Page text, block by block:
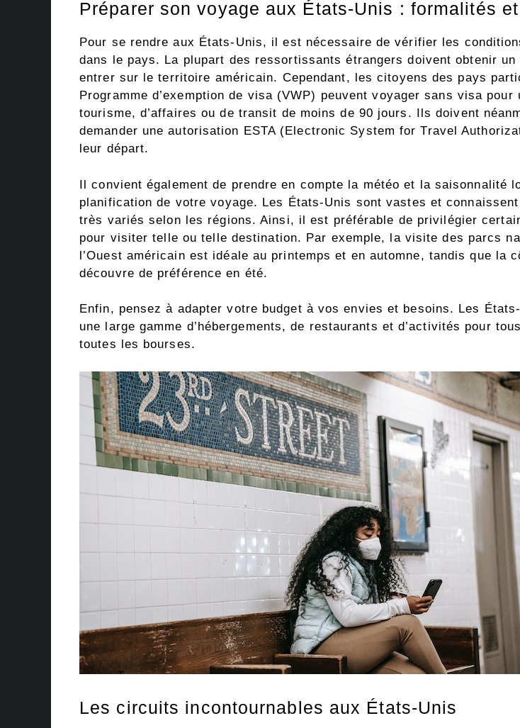
Préparer son voyage aux États-Unis : formalités
Pour se rendre aux États-Unis, il est nécessaire de vérifier les
dans le pays. La plupart des ressortissants étrangers doivent obtenir un
entrer sur le territoire américain. Cependant, les citoyens des pays
Programme d’exemption de visa (VWP) peuvent voyager sans visa pour
tourisme, d’affaires ou de transit de moins de 90 jours. Ils doivent
demander une autorisation ESTA (Electronic System for Travel
leur départ.
Il convient également de prendre en compte la météo et la saisonnalité
planification de votre voyage. Les États-Unis sont vastes et
très variés selon les régions. Ainsi, il est préférable de privilégier
pour visiter telle ou telle destination. Par exemple, la visite des parcs
l’Ouest américain est idéale au printemps et en automne, tandis que la
découvre de préférence en été.
Enfin, pensez à adapter votre budget à vos envies et besoins. Les
une large gamme d’hébergements, de restaurants et d’activités pour
toutes les bourses.
Les circuits incontournables aux États-Unis